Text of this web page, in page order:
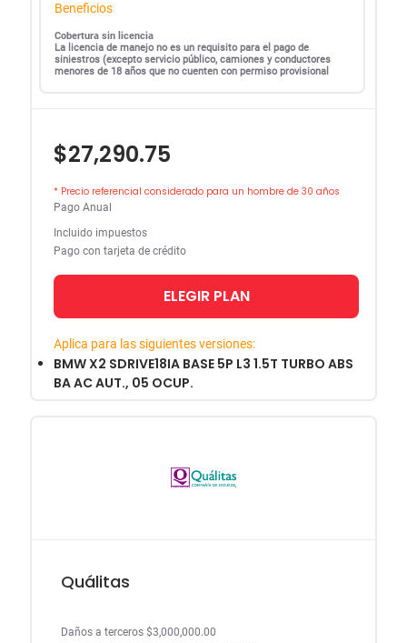
Beneficios
Cobertura sin licencia
La licencia de manejo no es un requisito para el pago de
siniestros (excepto servicio público, camiones y conductores
menores de 18 años que no cuenten con permiso provisional
$27,290.75
* Precio referencial considerado para un hombre de 30 años
Pago Anual
Incluido impuestos
Pago con tarjeta de crédito
ELEGIR PLAN
Aplica para las siguientes versiones:
BMW X2 SDRIVE18IA BASE 5P L3 1.5T TURBO ABS
BA AC AUT., 05 OCUP.
Quálitas
Daños a terceros $3,000,000.00